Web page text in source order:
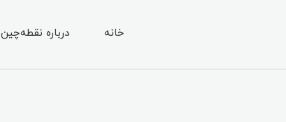
خانه درباره نقطه‌چین